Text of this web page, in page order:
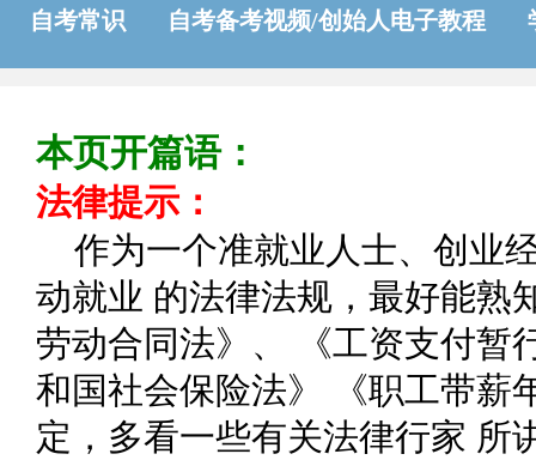
自考常识 自考备考视频/创始人电子教程
本页开篇语：
法律提示：
作为一个准就业人士、创业
动就业 的法律法规，最好能熟
劳动合同法》、 《工资支付暂
和国社会保险法》 《职工带薪
定，多看一些有关法律行家 所